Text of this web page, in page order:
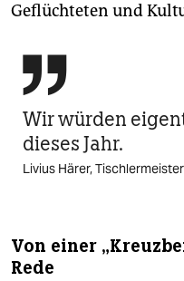
Geflüchteten und

Wir würden
dieses Jahr.
Livius Härer, Tischlermeister
Von einer
Rede